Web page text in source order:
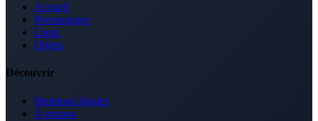
Accueil
Personnages
Lieux
Objets
Découvrir
Mentions légales
À propos